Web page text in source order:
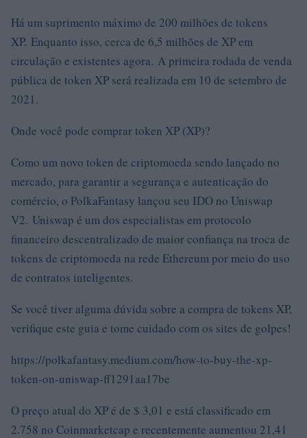
Há um suprimento máximo de 200 milhões de tokens
XP. Enquanto isso, cerca de 6,5 milhões de XP em
circulação e existentes agora. A primeira rodada de venda
pública de token XP será realizada em 10 de setembro de
2021.
Onde você pode comprar token XP (XP)?
Como um novo token de criptomoeda sendo lançado no
mercado, para garantir a segurança e autenticação do
comércio, o PolkaFantasy lançou seu IDO no Uniswap
V2. Uniswap é um dos especialistas em protocolo
financeiro descentralizado de maior confiança na troca de
tokens de criptomoeda na rede Ethereum por meio do uso
de contratos inteligentes.
Se você tiver alguma dúvida sobre a compra de tokens XP,
verifique este guia e tome cuidado com os sites de golpes!
https://polkafantasy.medium.com/how-to-buy-the-xp-
token-on-uniswap-ff1291aa17be
O preço atual do XP é de $ 3,01 e está classificado em
2.758 no Coinmarketcap e recentemente aumentou 21,41